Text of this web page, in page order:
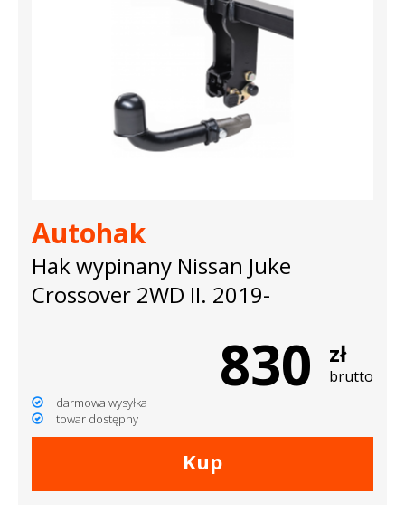
Autohak
Hak wypinany Nissan Juke
Crossover 2WD II. 2019-
830 zł
brutto
darmowa wysyłka
towar dostępny
Kup